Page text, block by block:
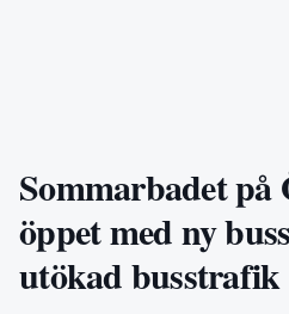
Sommarbadet på
öppet med ny
utökad busstrafik